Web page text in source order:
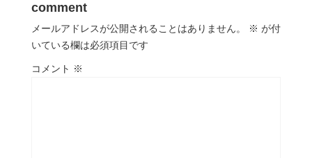
comment
メールアドレスが公開されることはありません。 ※ が付
いている欄は必須項目です
コメント ※